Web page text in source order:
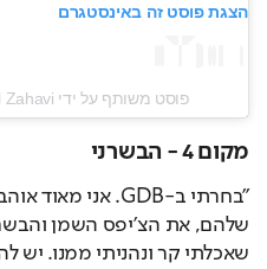
הצגת פוסט זה באינסטגרם
פוסט משותף על ידי ‏‎Gal Zahavi - גל זהבי‎‏ (@‏‎galzahavi‎‏)
מקום 4 - הבשרני